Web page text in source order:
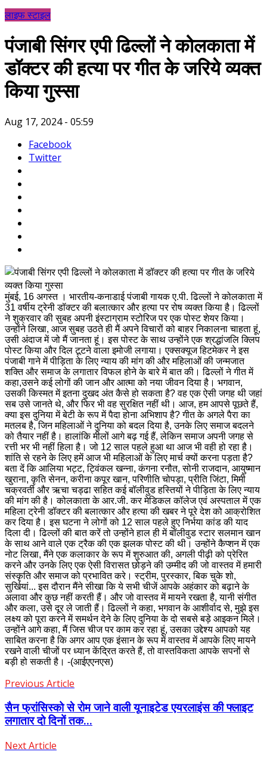
लाइफ स्टाइल
पंजाबी सिंगर एपी ढिल्लों ने कोलकाता में
डॉक्टर की हत्या पर गीत के जरिये व्यक्त
किया गुस्सा
Aug 17, 2024 - 05:59
Facebook
Twitter
मुंबई, 16 अगस्त । भारतीय-कनाडाई पंजाबी गायक ए.पी. ढिल्लों ने कोलकाता में
31 वर्षीय ट्रेनी डॉक्टर की बलात्कार और हत्या पर रोष व्यक्त किया है। ढिल्लों
ने शुक्रवार की सुबह अपनी इंस्टाग्राम स्टोरिज पर एक पोस्ट शेयर किया।
उन्होंने लिखा, आज सुबह उठते ही मैं अपने विचारों को बाहर निकालना चाहता हूं,
उसी अंदाज में जो मैं जानता हूं। इस पोस्ट के साथ उन्होंने एक श्रद्धांजलि क्लिप
पोस्ट किया और दिल टूटने वाला इमोजी लगाया। एक्सक्यूज हिटमेकर ने इस
पंजाबी गाने में पीड़िता के लिए न्याय की मांग की और महिलाओं की जन्मजात
शक्ति और समाज के लगातार विफल होने के बारे में बात की। ढिल्लों ने गीत में
कहा,उसने कई लोगों की जान और आत्मा को नया जीवन दिया है। भगवान,
उसकी किस्मत में इतना दुखद अंत कैसे हो सकता है? वह एक ऐसी जगह थी जहां
सब उसे जानते थे, और फिर भी वह सुरक्षित नहीं थी। आज, हम आपसे पूछते हैं,
क्या इस दुनिया में बेटी के रूप में पैदा होना अभिशाप है? गीत के अगले पैरा का
मतलब है, जिन महिलाओं ने दुनिया को बदल दिया है, उनके लिए समाज बदलने
को तैयार नहीं है। हालांकि मीलों आगे बढ़ गई हैं, लेकिन समाज अपनी जगह से
रत्ती भर भी नहीं हिला है। जो 12 साल पहले हुआ था आज भी वही हो रहा है।
शांति से रहने के लिए हमें आज भी महिलाओं के लिए मार्च क्यों करना पड़ता है?
बता दें कि आलिया भट्ट, ट्विंकल खन्ना, कंगना रनौत, सोनी राजदान, आयुष्मान
खुराना, कृति सेनन, करीना कपूर खान, परिणीति चोपड़ा, प्रीति जिंटा, मिमी
चक्रवर्ती और ऋचा चड्ढा सहित कई बॉलीवुड हस्तियों ने पीड़िता के लिए न्याय
की मांग की है। कोलकाता के आर.जी. कर मेडिकल कॉलेज एवं अस्पताल में एक
महिला ट्रेनी डॉक्टर की बलात्कार और हत्या की खबर ने पूरे देश को आक्रोशित
कर दिया है। इस घटना ने लोगों को 12 साल पहले हुए निर्भया कांड की याद
दिला दी। ढिल्लों की बात करें तो उन्होंने हाल ही में बॉलीवुड स्टार सलमान खान
के साथ आने वाले एक ट्रैक की एक झलक पोस्ट की थी। उन्होंने कैप्शन में एक
नोट लिखा, मैंने एक कलाकार के रूप में शुरुआत की, अगली पीढ़ी को प्रेरित
करने और उनके लिए एक ऐसी विरासत छोड़ने की उम्मीद की जो वास्तव में हमारी
संस्कृति और समाज को प्रभावित करे। स्ट्रीम, पुरस्कार, बिक चुके शो,
सुर्खियां... इस दौरान मैंने सीखा कि ये सभी चीजें आपके अहंकार को बढ़ाने के
अलावा और कुछ नहीं करती हैं। और जो वास्तव में मायने रखता है, यानी संगीत
और कला, उसे दूर ले जाती हैं। ढिल्लों ने कहा, भगवान के आशीर्वाद से, मुझे इस
लक्ष्य को पूरा करने में समर्थन देने के लिए दुनिया के दो सबसे बड़े आइकन मिले।
उन्होंने आगे कहा, मैं जिस चीज पर काम कर रहा हूं, उसका उद्देश्य आपको यह
साबित करना है कि अगर आप एक इंसान के रूप में वास्तव में आपके लिए मायने
रखने वाली चीजों पर ध्यान केंद्रित करते हैं, तो वास्तविकता आपके सपनों से
बड़ी हो सकती है। -(आईएएनएस)
Previous Article
सैन फ्रांसिस्को से रोम जाने वाली यूनाइटेड एयरलाइंस की फ्लाइट
लगातार दो दिनों तक...
Next Article